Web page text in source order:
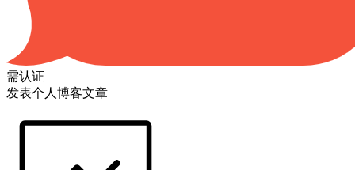
需认证
发表个人博客文章